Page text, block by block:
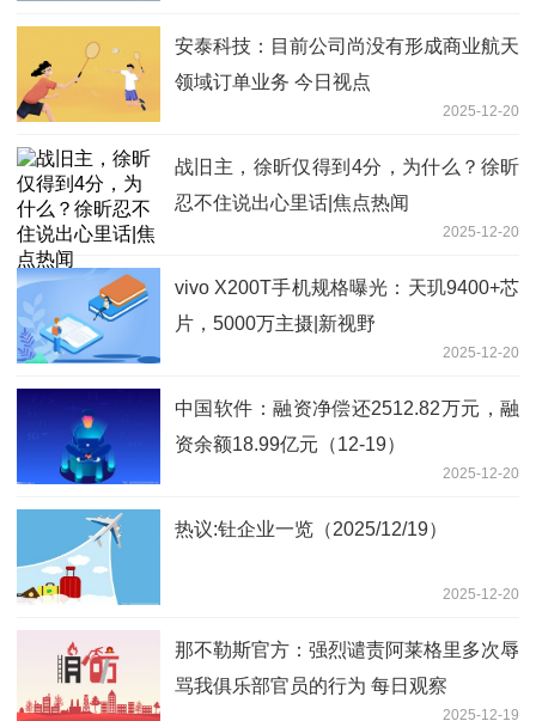
安泰科技：目前公司尚没有形成商业航天
领域订单业务 今日视点
2025-12-20
战旧主，徐昕仅得到4分，为什么？徐昕
忍不住说出心里话|焦点热闻
2025-12-20
vivo X200T手机规格曝光：天玑9400+芯
片，5000万主摄|新视野
2025-12-20
中国软件：融资净偿还2512.82万元，融
资余额18.99亿元（12-19）
2025-12-20
热议:钍企业一览（2025/12/19）
2025-12-20
那不勒斯官方：强烈谴责阿莱格里多次辱
骂我俱乐部官员的行为 每日观察
2025-12-19